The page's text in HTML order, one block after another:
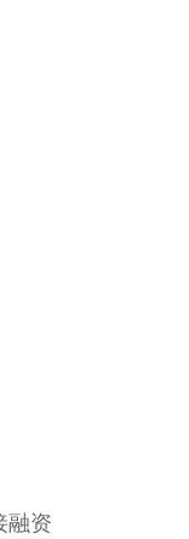
融资